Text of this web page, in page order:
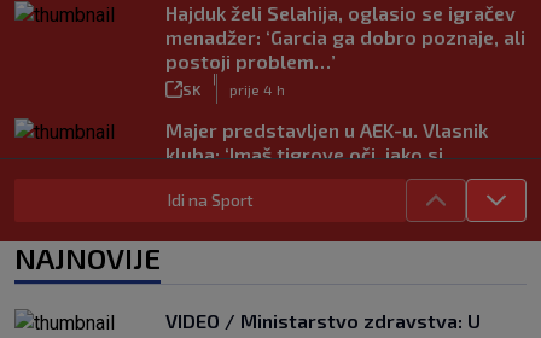
Hajduk želi Selahija, oglasio se igračev
menadžer: ‘Garcia ga dobro poznaje, ali
postoji problem…’
SK prije 4 h
Majer predstavljen u AEK-u. Vlasnik
kluba: ‘Imaš tigrove oči, jako si
SK
|
prije 4 h
Bio je hit druge lige, a sada s Istrom
SK
|
prije 4 h
Idi na Sport
NAJNOVIJE
VIDEO / Ministarstvo zdravstva: U